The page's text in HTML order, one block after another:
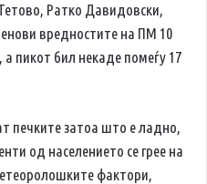
Ратко Давидовски,
вредностите на ПМ 10
пикот бил некаде помеѓу 17
печките затоа што е ладно,
од населението се грее на
фактори,